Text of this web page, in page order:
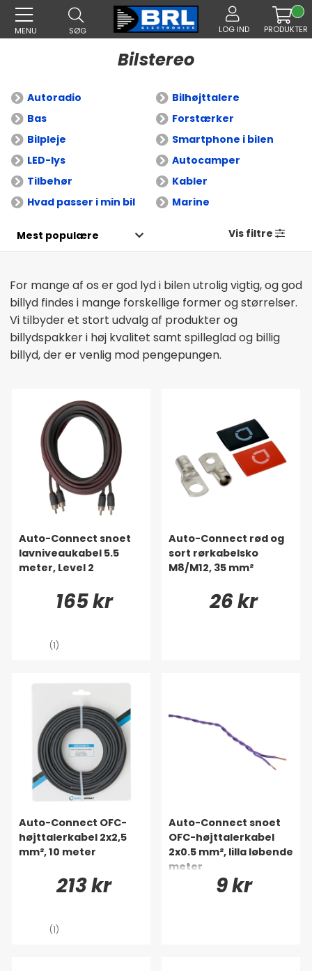
MENU SØG LOG IND PRODUKTER
Bilstereo
Autoradio
Bilhøjttalere
Bas
Forstærker
Bilpleje
Smartphone i bilen
LED-lys
Autocamper
Tilbehør
Kabler
Hvad passer i min bil
Marine
For mange af os er god lyd i bilen utrolig vigtig, og god
billyd findes i mange forskellige former og størrelser.
Vi tilbyder et stort udvalg af produkter og
billydspakker i høj kvalitet samt spilleglad og billig
billyd, der er venlig mod pengepungen.
Vis filtre
Auto-Connect snoet
lavniveaukabel 5.5
meter, Level 2
165 kr
(1)
Auto-Connect rød og
sort rørkabelsko
M8/M12, 35 mm²
26 kr
Auto-Connect OFC-
højttalerkabel 2x2,5
mm², 10 meter
213 kr
(1)
Auto-Connect snoet
OFC-højttalerkabel
2x0.5 mm², lilla løbende
meter
9 kr